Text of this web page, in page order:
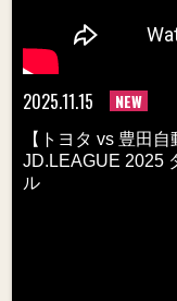
2025.11.15 NEW
【トヨタ vs 豊田
JD.LEAGUE 2025
ル